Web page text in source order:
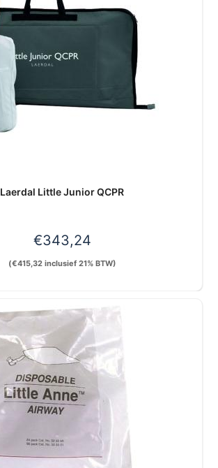
Laerdal Little Junior QCPR
€343,24
(€415,32inclusief 21% BTW)